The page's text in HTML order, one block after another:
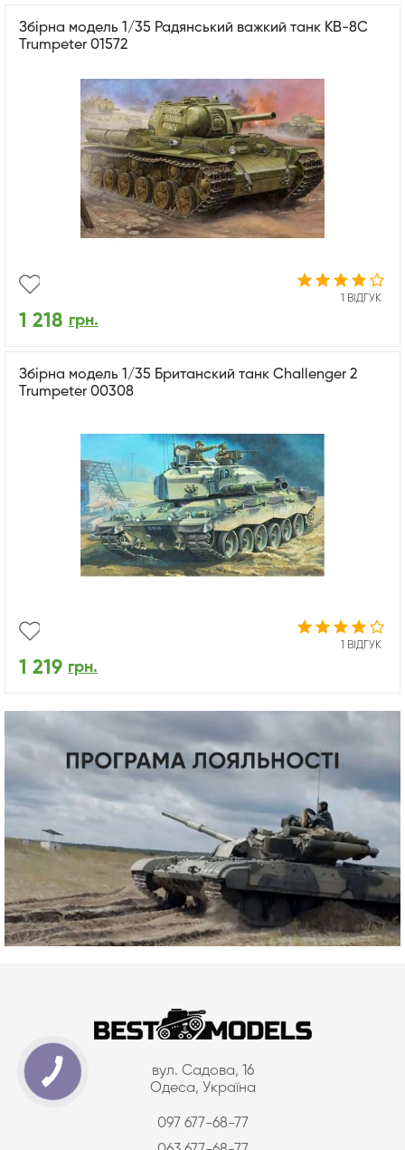
Збірна модель 1/35 Радянський важкий танк КВ-8C
Trumpeter 01572
1 ВІДГУК
1 218 грн.
Збірна модель 1/35 Британский танк Challenger 2
Trumpeter 00308
1 ВІДГУК
1 219 грн.
вул. Садова, 16
Одеса, Україна
097 677-68-77